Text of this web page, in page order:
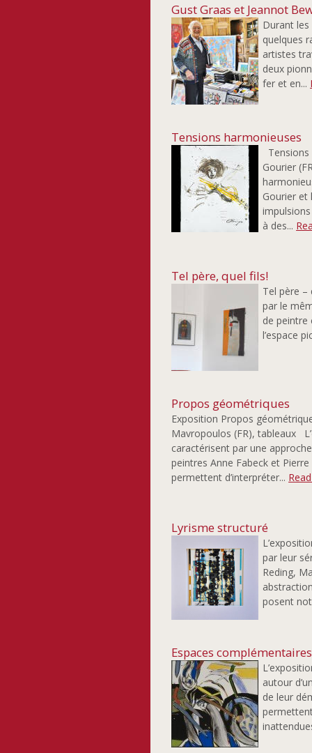
Gust Graas et Jeannot
Durant
quelques
artistes
deux
fer et en...
Tensions harmonieuses
Gourier
Gourier et
à des...
Tel père, quel fils!
Tel père –
par le
de peintre
l’espace
Propos géométriques
Exposition Propos
Mavropoulos (FR), tableaux
caractérisent par une
peintres Anne Fabeck et
permettent d’interpréter...
Lyrisme structuré
par leur
Reding,
posent
Espaces complémentaires
autour
de leur